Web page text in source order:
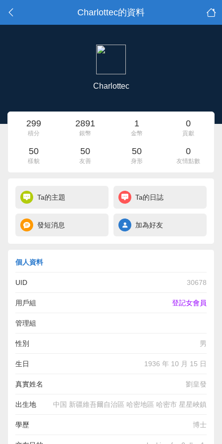
Charlottec的資料
Charlottec
299
積分
2891
銀幣
1
金幣
0
貢獻
50
樣貌
50
友善
50
身形
0
友情點數
Ta的主題 Ta的日誌
發短消息 加為好友
個人資料
UID 30678
用戶組 登記女會員
管理組
性別 男
生日 1936 年 10 月 15 日
真實姓名 劉皇發
出生地 中国 新疆維吾爾自治區 哈密地區 哈密市 星星峽鎮
學歷 博士